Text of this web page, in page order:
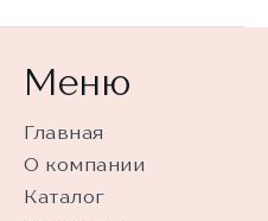
Меню
Главная
О компании
Каталог